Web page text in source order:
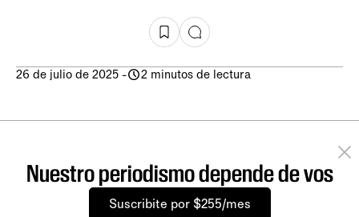
26 de julio de 2025 - 2 minutos de lectura
Nuestro periodismo depende de vos
Suscribite por $255/mes